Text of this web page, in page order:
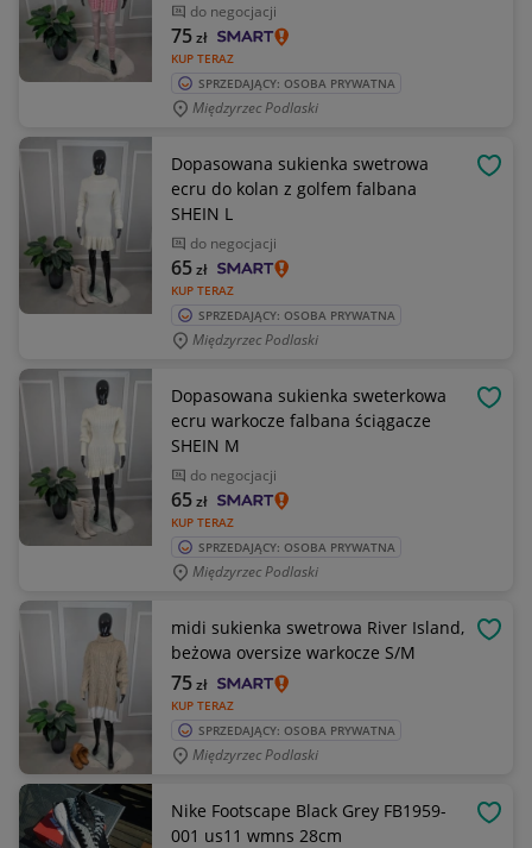
do negocjacji
KUP TERAZ
75zł
SPRZEDAJĄCY: OSOBA PRYWATNA
Międzyrzec Podlaski
Dopasowana sukienka swetrowa
ecru do kolan z golfem falbana
SHEIN L
do negocjacji
KUP TERAZ
65zł
SPRZEDAJĄCY: OSOBA PRYWATNA
Międzyrzec Podlaski
Dopasowana sukienka sweterkowa
ecru warkocze falbana ściągacze
SHEIN M
do negocjacji
KUP TERAZ
65zł
SPRZEDAJĄCY: OSOBA PRYWATNA
Międzyrzec Podlaski
midi sukienka swetrowa River Island,
beżowa oversize warkocze S/M
KUP TERAZ
75zł
SPRZEDAJĄCY: OSOBA PRYWATNA
Międzyrzec Podlaski
Nike Footscape Black Grey FB1959-
001 us11 wmns 28cm